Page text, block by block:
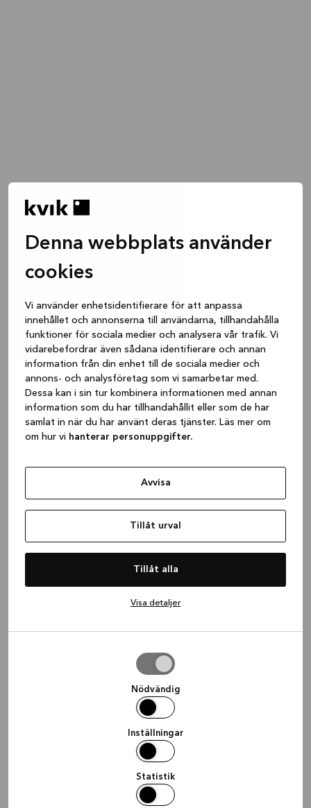
Denna webbplats använder
cookies
Vi använder enhetsidentifierare för att anpassa
innehållet och annonserna till användarna, tillhandahålla
funktioner för sociala medier och analysera vår trafik. Vi
vidarebefordrar även sådana identifierare och annan
information från din enhet till de sociala medier och
annons- och analysföretag som vi samarbetar med.
Dessa kan i sin tur kombinera informationen med annan
information som du har tillhandahållit eller som de har
samlat in när du har använt deras tjänster. Läs mer om
om hur vi hanterar personuppgifter.
Avvisa
Tillåt urval
Tillåt alla
Visa detaljer
Nödvändig
Inställningar
Statistik